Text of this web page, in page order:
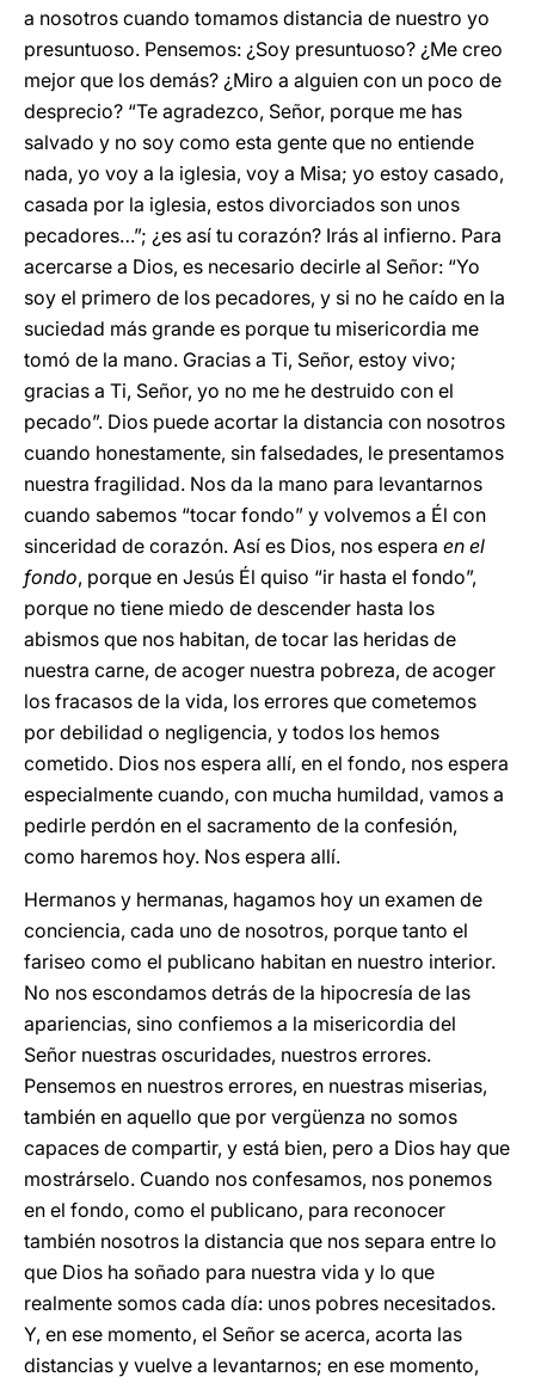
a nosotros cuando tomamos distancia de nuestro yo
presuntuoso. Pensemos: ¿Soy presuntuoso? ¿Me creo
mejor que los demás? ¿Miro a alguien con un poco de
desprecio? “Te agradezco, Señor, porque me has
salvado y no soy como esta gente que no entiende
nada, yo voy a la iglesia, voy a Misa; yo estoy casado,
casada por la iglesia, estos divorciados son unos
pecadores…”; ¿es así tu corazón? Irás al infierno. Para
acercarse a Dios, es necesario decirle al Señor: “Yo
soy el primero de los pecadores, y si no he caído en la
suciedad más grande es porque tu misericordia me
tomó de la mano. Gracias a Ti, Señor, estoy vivo;
gracias a Ti, Señor, yo no me he destruido con el
pecado”. Dios puede acortar la distancia con nosotros
cuando honestamente, sin falsedades, le presentamos
nuestra fragilidad. Nos da la mano para levantarnos
cuando sabemos “tocar fondo” y volvemos a Él con
sinceridad de corazón. Así es Dios, nos espera en el
fondo, porque en Jesús Él quiso “ir hasta el fondo”,
porque no tiene miedo de descender hasta los
abismos que nos habitan, de tocar las heridas de
nuestra carne, de acoger nuestra pobreza, de acoger
los fracasos de la vida, los errores que cometemos
por debilidad o negligencia, y todos los hemos
cometido. Dios nos espera allí, en el fondo, nos espera
especialmente cuando, con mucha humildad, vamos a
pedirle perdón en el sacramento de la confesión,
como haremos hoy. Nos espera allí.
Hermanos y hermanas, hagamos hoy un examen de
conciencia, cada uno de nosotros, porque tanto el
fariseo como el publicano habitan en nuestro interior.
No nos escondamos detrás de la hipocresía de las
apariencias, sino confiemos a la misericordia del
Señor nuestras oscuridades, nuestros errores.
Pensemos en nuestros errores, en nuestras miserias,
también en aquello que por vergüenza no somos
capaces de compartir, y está bien, pero a Dios hay que
mostrárselo. Cuando nos confesamos, nos ponemos
en el fondo, como el publicano, para reconocer
también nosotros la distancia que nos separa entre lo
que Dios ha soñado para nuestra vida y lo que
realmente somos cada día: unos pobres necesitados.
Y, en ese momento, el Señor se acerca, acorta las
distancias y vuelve a levantarnos; en ese momento,